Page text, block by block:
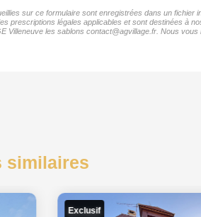
sur ce formulaire sont enregistrées dans un
prescriptions légales applicables et sont destinées à
Villeneuve les sablons contact@agvillage.fr. Nous
similaires